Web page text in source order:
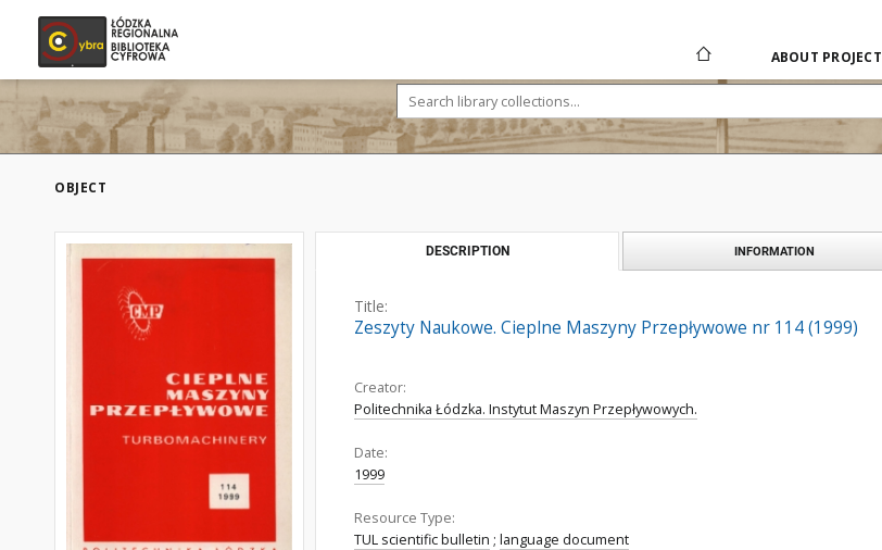
ABOUT PROJECT
OBJECT
DESCRIPTION INFORMATION
Title:
Zeszyty Naukowe. Cieplne Maszyny Przepływowe nr 114 (1999)
Creator:
Politechnika Łódzka. Instytut Maszyn Przepływowych.
Date:
1999
Resource Type:
TUL scientific bulletin ; language document